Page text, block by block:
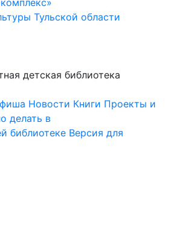
Тульской области
детская библиотека
Новости Книги Проекты и
делать в
библиотеке Версия для